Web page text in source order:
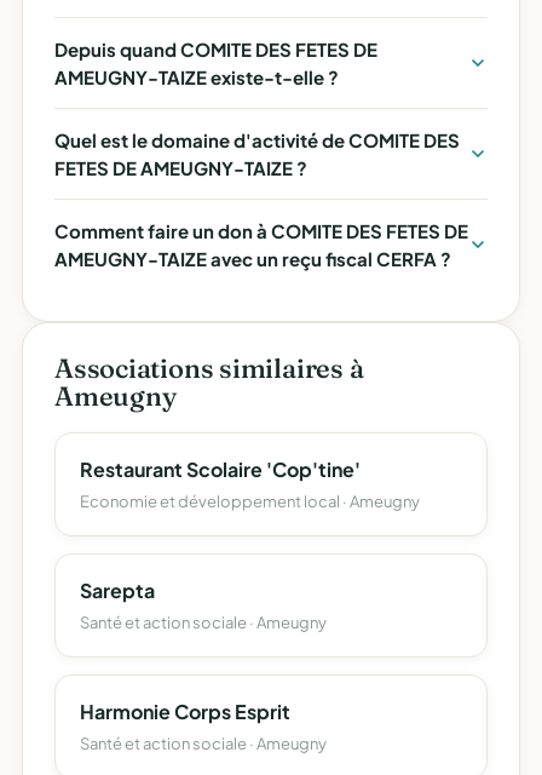
Depuis quand COMITE DES FETES DE
AMEUGNY-TAIZE existe-t-elle ?
Quel est le domaine d'activité de COMITE DES
FETES DE AMEUGNY-TAIZE ?
Comment faire un don à COMITE DES FETES DE
AMEUGNY-TAIZE avec un reçu fiscal CERFA ?
Associations similaires à
Ameugny
Restaurant Scolaire 'Cop'tine'
Economie et développement local · Ameugny
Sarepta
Santé et action sociale · Ameugny
Harmonie Corps Esprit
Santé et action sociale · Ameugny